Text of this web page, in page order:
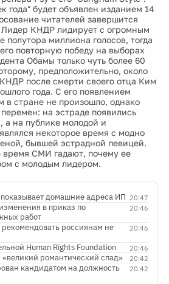
года" будет объявлен изданием 14
читателей завершится
КНДР лидирует с огромным
полутора миллиона голосов, тогда
повторную победу на выборах
Обамы только чуть более 60
предположительно, около
после смерти своего отца Ким
года. С его появлением
в стране не произошло, однако
на эстраде появились
на публике молодой и
некоторое время с модно
бывшей эстрадной певицей.
время СМИ гадают, почему ее
с молодым лидером.
20:47
домашние адреса ИП
20:46
в приказ по
работ
20:46
россиянам не
20:46
Human Rights Foundation
20:42
романтический спад»
20:42
кандидатом на должность